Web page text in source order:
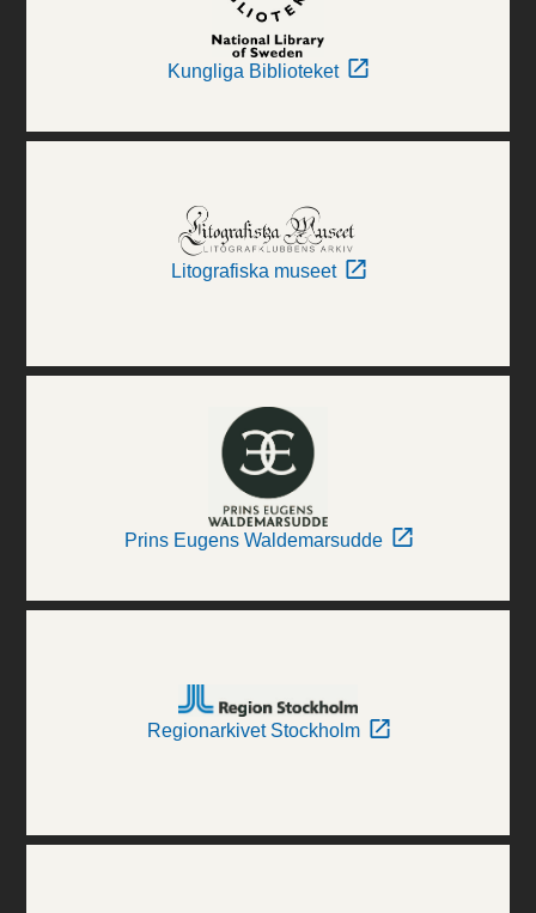
Kungliga Biblioteket
Litografiska museet
Prins Eugens Waldemarsudde
Regionarkivet Stockholm